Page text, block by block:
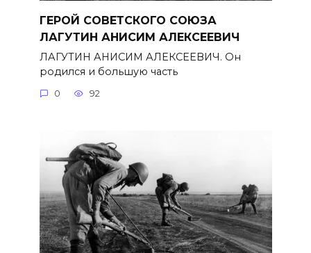
ГЕРОЙ СОВЕТСКОГО СОЮЗА
ЛАГУТИН АНИСИМ АЛЕКСЕЕВИЧ
ЛАГУТИН АНИСИМ АЛЕКСЕЕВИЧ. Он
родился и большую часть
0 92